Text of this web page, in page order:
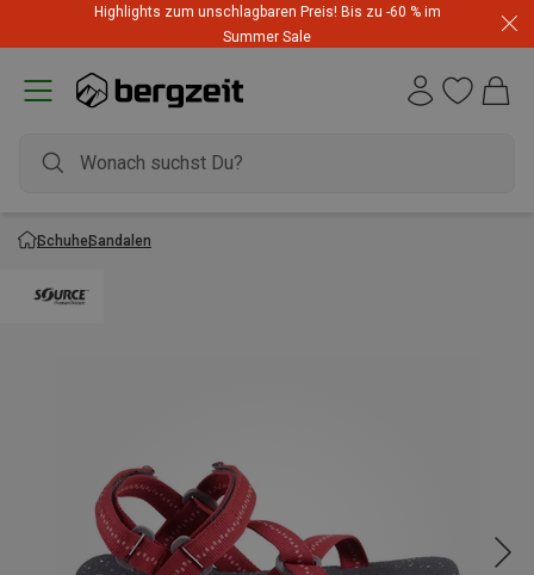
Highlights zum unschlagbaren Preis! Bis zu -60 % im
Summer Sale
SchuheSandalen